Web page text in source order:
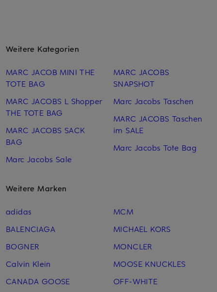
Weitere Kategorien
MARC JACOB MINI THE
TOTE BAG
MARC JACOBS L Shopper
THE TOTE BAG
MARC JACOBS SACK
BAG
Marc Jacobs Sale
MARC JACOBS
SNAPSHOT
Marc Jacobs Taschen
MARC JACOBS Taschen
im SALE
Marc Jacobs Tote Bag
Weitere Marken
adidas
BALENCIAGA
BOGNER
Calvin Klein
CANADA GOOSE
MCM
MICHAEL KORS
MONCLER
MOOSE KNUCKLES
OFF-WHITE